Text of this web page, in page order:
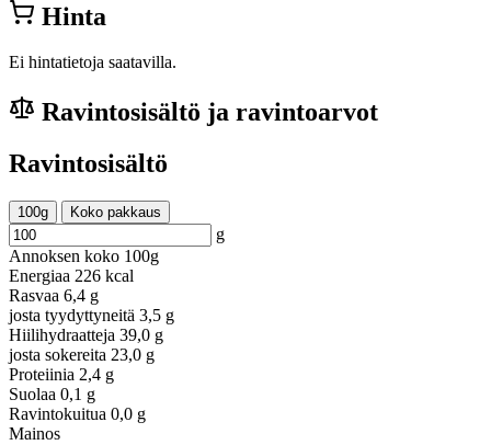
Hinta
Ei hintatietoja saatavilla.
Ravintosisältö ja ravintoarvot
Ravintosisältö
100g Koko pakkaus
g
Annoksen koko 100g
Energiaa 226 kcal
Rasvaa 6,4 g
josta tyydyttyneitä 3,5 g
Hiilihydraatteja 39,0 g
josta sokereita 23,0 g
Proteiinia 2,4 g
Suolaa 0,1 g
Ravintokuitua 0,0 g
Mainos